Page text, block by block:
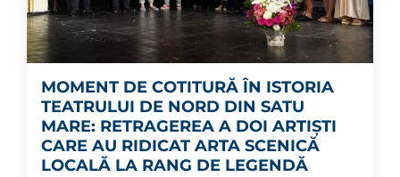
MOMENT DE COTITURĂ ÎN ISTORIA
TEATRULUI DE NORD DIN SATU
MARE: RETRAGEREA A DOI ARTIȘTI
CARE AU RIDICAT ARTA SCENICĂ
LOCALĂ LA RANG DE LEGENDĂ